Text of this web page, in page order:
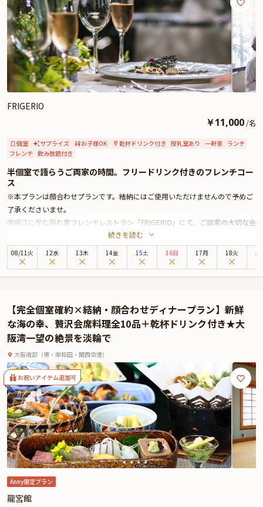
FRIGERIO
￥11,000 /名
個室 サプライズ お子様OK 乾杯ドリンク付き 授乳室あり 一軒家 ランチ
フレンチ 飲み放題付き
半個室で語らうご両家の時間。フリードリンク付きのフレンチコー
ス
※本プランは顔合わせプランです。結納にはご使用いただけませんので予めご
了承くださいませ。
南堀江に佇む隠れ家フレンチレストラン「FRIGERIO」にて、ご両家の大切な会
食のひとときをお楽しみいただけます。洗練された空間で、落ち着いた雰囲気
の中お食事いただける特別プランです。
本プランでは、半個室へご案内し、ご両家だけでゆったりとお過ごしいただけ
まで、一皿ごとに丁寧に仕立てた料理をお楽しみいただけます。
南堀江の落ち着いた隠れ家空間で、ご両家の大切なご会食の時間をゆったりと
お過ごしください。
続きを読む
08/11火 12水 13木 14金 15土 16日 17月 18火
【完全個室確約×結納・顔合わせディナープラン】新鮮
な海の幸、贅沢会席料理全10品＋乾杯ドリンク付き★大
阪湾一望の絶景を淡輪で
大阪南部（堺・岸和田・関西空港）
お祝いアイテム追加可
Anny限定プラン
龍宮館